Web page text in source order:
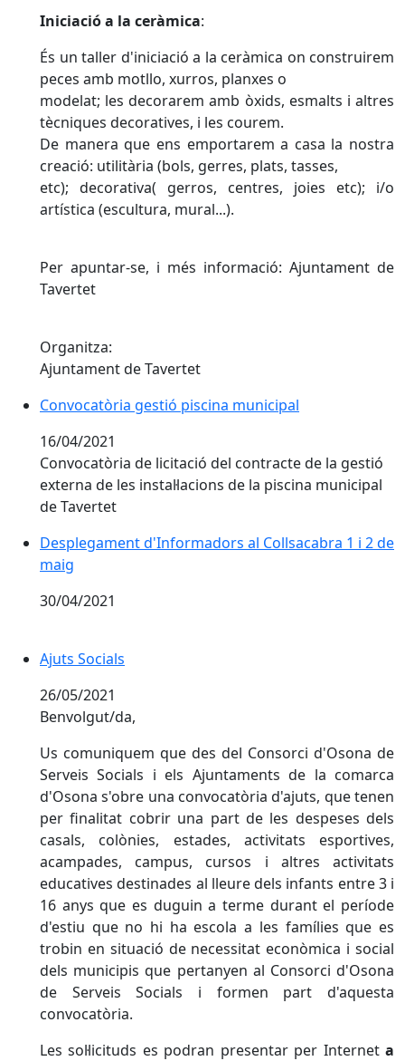
Iniciació a la ceràmica:
És un taller d'iniciació a la ceràmica on construirem
peces amb motllo, xurros, planxes o
modelat; les decorarem amb òxids, esmalts i altres
tècniques decoratives, i les courem.
De manera que ens emportarem a casa la nostra
creació: utilitària (bols, gerres, plats, tasses,
etc); decorativa( gerros, centres, joies etc); i/o
artística (escultura, mural...).
Per apuntar-se, i més informació: Ajuntament de
Tavertet
Organitza:
Ajuntament de Tavertet
Convocatòria gestió piscina municipal
Convocatòria gestió piscina municipal
16/04/2021
Convocatòria de licitació del contracte de la gestió
externa de les instal·lacions de la piscina municipal
de Tavertet
Desplegament d'Informadors al Collsacabra 1 i 2 de
maig
30/04/2021
Ajuts Socials
26/05/2021
Benvolgut/da,
Us comuniquem que des del Consorci d'Osona de
Serveis Socials i els Ajuntaments de la comarca
d'Osona s'obre una convocatòria d'ajuts, que tenen
per finalitat cobrir una part de les despeses dels
casals, colònies, estades, activitats esportives,
acampades, campus, cursos i altres activitats
educatives destinades al lleure dels infants entre 3 i
16 anys que es duguin a terme durant el període
d'estiu que no hi ha escola a les famílies que es
trobin en situació de necessitat econòmica i social
dels municipis que pertanyen al Consorci d'Osona
de Serveis Socials i formen part d'aquesta
convocatòria.
Les sol·licituds es podran presentar per Internet a